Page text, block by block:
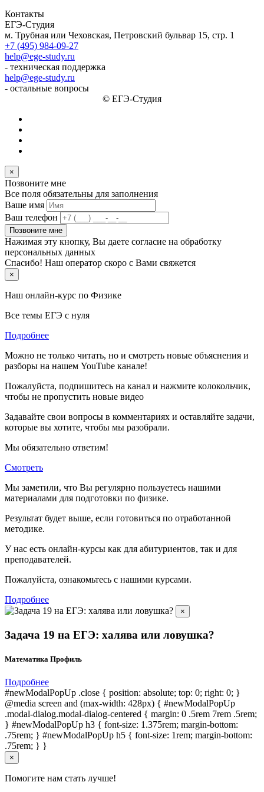
Контакты
ЕГЭ-Студия
м. Трубная или Чеховская, Петровский бульвар 15, стр. 1
+7 (495) 984-09-27
help@ege-study.ru
- техническая поддержка
help@ege-study.ru
- остальные вопросы
© ЕГЭ-Студия
×
Позвоните мне
Все поля обязательны для заполнения
Ваше имя
Ваш телефон
Позвоните мне
Нажимая эту кнопку, Вы даете согласие на обработку
персональных данных
Спасибо! Наш оператор скоро с Вами свяжется
×
Наш онлайн-курс по Физике
Все темы ЕГЭ с нуля
Подробнее
Можно не только читать, но и смотреть новые объяснения и
разборы на нашем YouTube канале!
Пожалуйста, подпишитесь на канал и нажмите колокольчик,
чтобы не пропустить новые видео
Задавайте свои вопросы в комментариях и оставляйте задачи,
которые вы хотите, чтобы мы разобрали.
Мы обязательно ответим!
Смотреть
Мы заметили, что Вы регулярно пользуетесь нашими
материалами для подготовки по физике.
Результат будет выше, если готовиться по отработанной
методике.
У нас есть онлайн-курсы как для абитуриентов, так и для
преподавателей.
Пожалуйста, ознакомьтесь с нашими курсами.
Подробнее
×
Задача 19 на ЕГЭ: халява или ловушка?
Математика Профиль
Подробнее
#newModalPopUp .close { position: absolute; top: 0; right: 0; }
@media screen and (max-width: 428px) { #newModalPopUp
.modal-dialog.modal-dialog-centered { margin: 0 .5rem 7rem .5rem;
} #newModalPopUp h3 { font-size: 1.375rem; margin-bottom:
.75rem; } #newModalPopUp h5 { font-size: 1rem; margin-bottom:
.75rem; } }
×
Помогите нам стать лучше!